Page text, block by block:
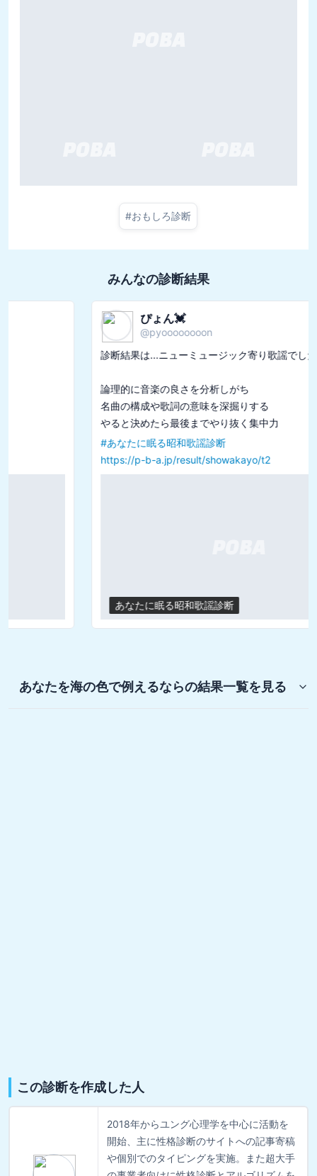
#おもしろ診断
みんなの診断結果
ぴょん💓
pyoooooooon
診断結果は...ニューミュージック寄り歌謡でした
論理的に音楽の良さを分析しがち
名曲の構成や歌詞の意味を深掘りする
あなたに眠る昭和歌謡診断
https://p-b-a.jp/result/showakayo/t2
あなたに眠る昭和歌謡診断
あなたを海の色で例えるならの結果一覧を見る
この診断を作成した人
2018年からユング心理学を中心に活動を
開始、主に性格診断のサイトへの記事寄稿
や個別でのタイピングを実施。また超大手